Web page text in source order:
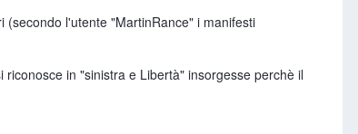
che i traumi fanno parte della vita e che
di giochi, il baby sitter...).
l'utente "MartinRance" i manifesti
in "sinistra e Libertà" insorgesse perchè il